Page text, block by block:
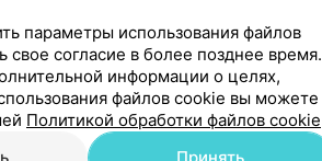
пр-т Речицкий, 7/1
параметры использования файлов
свое согласие в более позднее время.
информации о целях,
файлов cookie вы можете
Политикой обработки файлов cookie
Принять